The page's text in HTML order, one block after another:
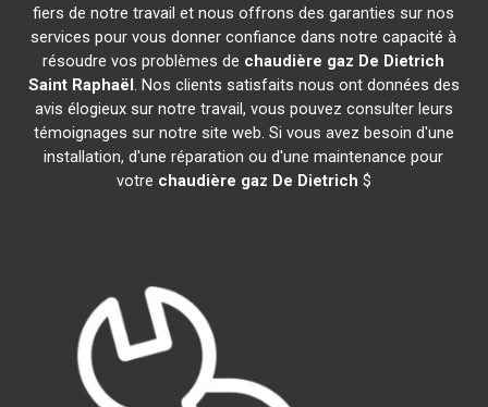
fiers de notre travail et nous offrons des garanties sur nos
services pour vous donner confiance dans notre capacité à
résoudre vos problèmes de chaudière gaz De Dietrich
Saint Raphaël. Nos clients satisfaits nous ont données des
avis élogieux sur notre travail, vous pouvez consulter leurs
témoignages sur notre site web. Si vous avez besoin d'une
installation, d'une réparation ou d'une maintenance pour
votre chaudière gaz De Dietrich $